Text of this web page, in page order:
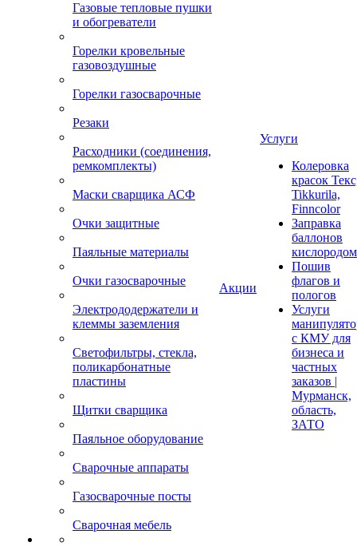
Газовые тепловые пушки
и обогреватели
Горелки кровельные
газовоздушные
Горелки газосварочные
Резаки
Расходники (соединения,
ремкомплекты)
Маски сварщика АСФ
Очки защитные
Паяльные материалы
Очки газосварочные
Электрододержатели и
клеммы заземления
Светофильтры, стекла,
поликарбонатные
пластины
Щитки сварщика
Паяльное оборудование
Сварочные аппараты
Газосварочные посты
Сварочная мебель
Акции
Услуги
Колеровка
красок
Tikkurila,
Finncolor
Заправка
баллонов
кислородом
Пошив
флагов и
пологов
Услуги
с КМУ для
бизнеса и
частных
заказов |
Мурманск,
область,
ЗАТО